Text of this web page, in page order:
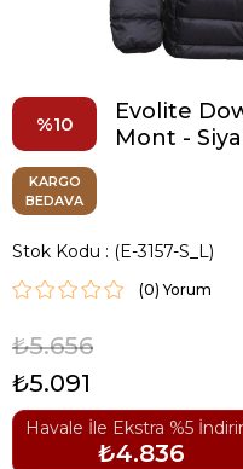
10
Evolite
Mont -
KARGO
BEDAVA
Stok Kodu (E-3157-S_L)
(0)
₺5.656
₺5.091
Havale İle Ekstra %5
₺4.836